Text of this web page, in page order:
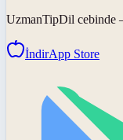
UzmanTipDil cebinde
İndirApp Store